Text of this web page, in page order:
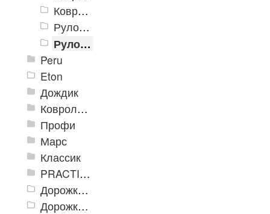
Коврики «Маркус» 1200x1500 мм
Рулон «Маркус» 900 х 15000 мм
Рулон «Маркус» 1200 х 15000 мм
Peru
Eton
Дождик
Ковролиновые дорожки «Rekord»
Профи
Марс
Классик
PRACTICAL
Дорожка влаговпитывающая Лидер XL
Дорожки «Фаворит»